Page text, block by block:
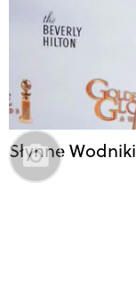
Słynne Wodniki